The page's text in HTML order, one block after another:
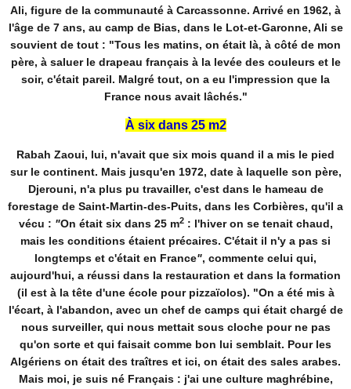
Ali, figure de la communauté à Carcassonne. Arrivé en 1962, à
l'âge de 7 ans, au camp de Bias, dans le Lot-et-Garonne, Ali se
souvient de tout : "Tous les matins, on était là, à côté de mon
père, à saluer le drapeau français à la levée des couleurs et le
soir, c'était pareil. Malgré tout, on a eu l'impression que la
France nous avait lâchés."
À six dans 25 m2
Rabah Zaoui, lui, n'avait que six mois quand il a mis le pied
sur le continent. Mais jusqu'en 1972, date à laquelle son père,
Djerouni, n'a plus pu travailler, c'est dans le hameau de
forestage de Saint-Martin-des-Puits, dans les Corbières, qu'il a
vécu : "On était six dans 25 m2: l'hiver on se tenait chaud,
mais les conditions étaient précaires. C'était il n'y a pas si
longtemps et c'était en France", commente celui qui,
aujourd'hui, a réussi dans la restauration et dans la formation
(il est à la tête d'une école pour pizzaïolos). "On a été mis à
l'écart, à l'abandon, avec un chef de camps qui était chargé de
nous surveiller, qui nous mettait sous cloche pour ne pas
qu'on sorte et qui faisait comme bon lui semblait. Pour les
Algériens on était des traîtres et ici, on était des sales arabes.
Mais moi, je suis né Français : j'ai une culture maghrébine,